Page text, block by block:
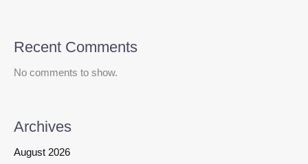
Recent Comments
No comments to show.
Archives
August 2026